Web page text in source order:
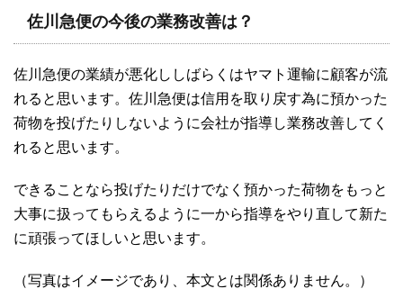
佐川急便の今後の業務改善は？
佐川急便の業績が悪化ししばらくはヤマト運輸に顧客が流
れると思います。佐川急便は信用を取り戻す為に預かった
荷物を投げたりしないように会社が指導し業務改善してく
れると思います。
できることなら投げたりだけでなく預かった荷物をもっと
大事に扱ってもらえるように一から指導をやり直して新た
に頑張ってほしいと思います。
（写真はイメージであり、本文とは関係ありません。）